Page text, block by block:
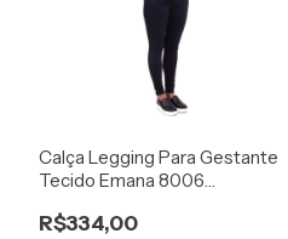
Calça Legging Para Gestante
Tecido Emana 8006
R$334,00